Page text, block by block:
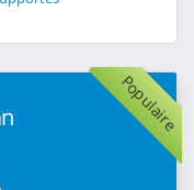
Populaire